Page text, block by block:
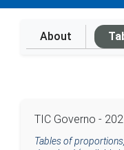
About
TIC Governo -
Tables of